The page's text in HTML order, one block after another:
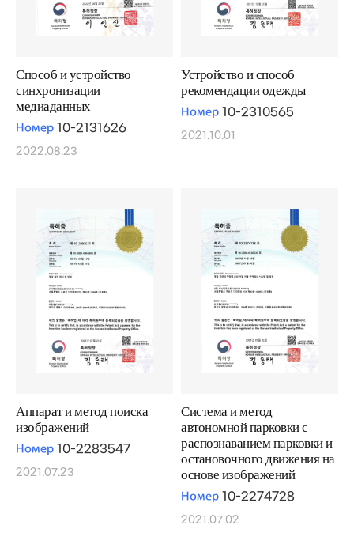
Способ и устройство
синхронизации
медиаданных
Номер 10-2131626
2022.08.23
Устройство и способ
рекомендации одежды
Номер 10-2310565
2021.10.01
Аппарат и метод поиска
изображений
Номер 10-2283547
2021.07.23
Система и метод
автономной парковки с
распознаванием парковки и
остановочного движения на
основе изображений
Номер 10-2274728
2021.07.02